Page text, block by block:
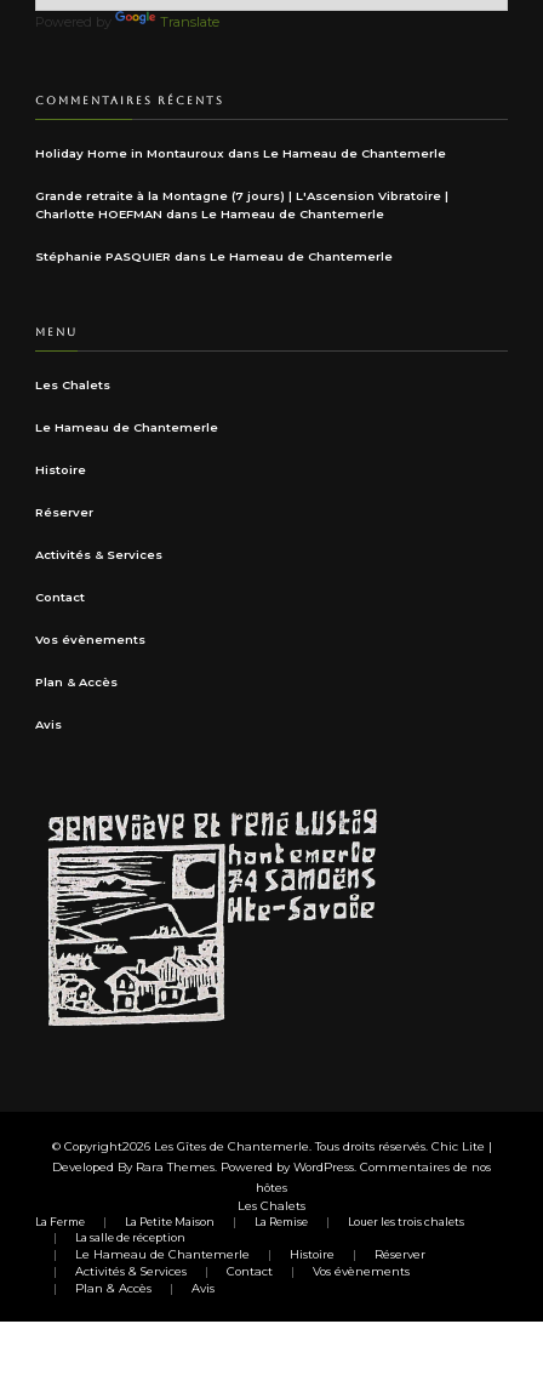
Powered by Translate
COMMENTAIRES RÉCENTS
Holiday Home in Montauroux dans Le Hameau de Chantemerle
Grande retraite à la Montagne (7 jours) | L'Ascension Vibratoire |
Charlotte HOEFMAN dans Le Hameau de Chantemerle
Stéphanie PASQUIER dans Le Hameau de Chantemerle
MENU
Les Chalets
Le Hameau de Chantemerle
Histoire
Réserver
Activités & Services
Contact
Vos évènements
Plan & Accès
Avis
© Copyright2026 Les Gîtes de Chantemerle . Tous droits réservés. Chic Lite |
Developed By Rara Themes . Powered by WordPress Commentaires de nos
hôtes
Les Chalets
La Ferme La Petite Maison La Remise
Louer les trois chalets
La salle de réception
Le Hameau de Chantemerle Histoire
Réserver
Activités & Services
Contact
Vos évènements
Plan & Accès
Avis